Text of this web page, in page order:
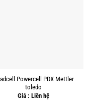
Powercell PDX Mettler
toledo
Giá : Liên hệ